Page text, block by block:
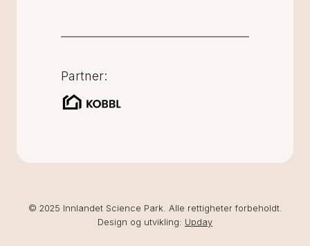
Partner:
© 2025 Innlandet Science Park. Alle rettigheter forbeholdt.
Design og utvikling: Upday